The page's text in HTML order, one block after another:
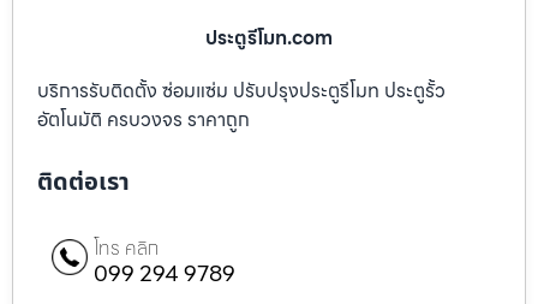
ประตูรีโมท.com
บริการรับติดตั้ง ซ่อมแซ่ม ปรับปรุงประตูรีโมท ประตูรั้ว
อัตโนมัติ ครบวงจร ราคาถูก
ติดต่อเรา
โทร คลิก
099 294 9789